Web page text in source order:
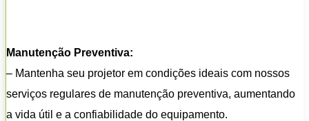
Manutenção Preventiva:
– Mantenha seu projetor em condições ideais com nossos
serviços regulares de manutenção preventiva, aumentando
a vida útil e a confiabilidade do equipamento.